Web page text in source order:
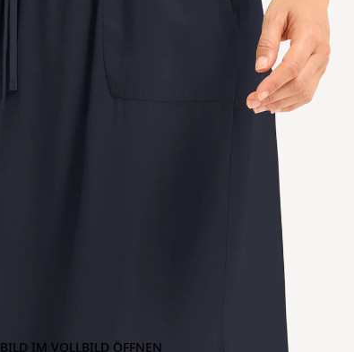
BILD IM VOLLBILD ÖFFNEN